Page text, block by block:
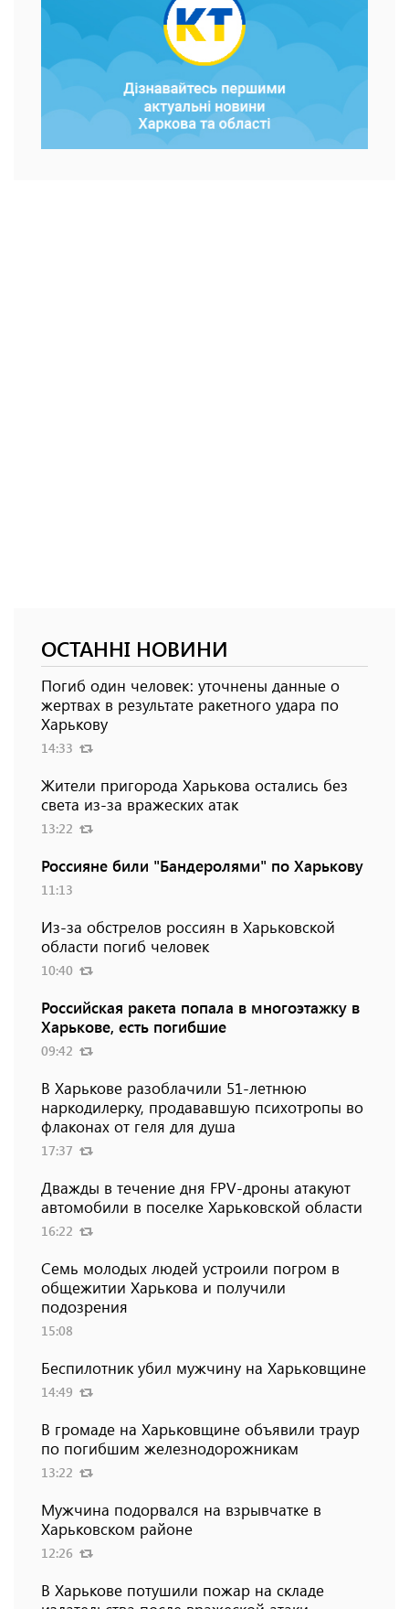
ОСТАННІ НОВИНИ
Погиб один человек: уточнены данные о
жертвах в результате ракетного удара по
Харькову
14:33
Жители пригорода Харькова остались без
света из-за вражеских атак
13:22
Россияне били "Бандеролями" по Харькову
11:13
Из-за обстрелов россиян в Харьковской
области погиб человек
10:40
Российская ракета попала в многоэтажку в
Харькове, есть погибшие
09:42
В Харькове разоблачили 51-летнюю
наркодилерку, продававшую психотропы во
флаконах от геля для душа
17:37
Дважды в течение дня FPV-дроны атакуют
автомобили в поселке Харьковской области
16:22
Семь молодых людей устроили погром в
общежитии Харькова и получили
подозрения
15:08
Беспилотник убил мужчину на Харьковщине
14:49
В громаде на Харьковщине объявили траур
по погибшим железнодорожникам
13:22
Мужчина подорвался на взрывчатке в
Харьковском районе
12:26
В Харькове потушили пожар на складе